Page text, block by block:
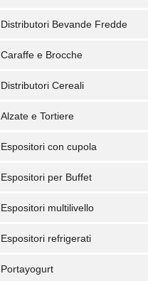
Distributori Bevande Fredde
Caraffe e Brocche
Distributori Cereali
Alzate e Tortiere
Espositori con cupola
Espositori per Buffet
Espositori multilivello
Espositori refrigerati
Portayogurt